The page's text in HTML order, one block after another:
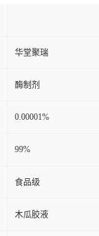
华堂聚瑞
酶制剂
0.00001%
99%
食品级
木瓜胶液